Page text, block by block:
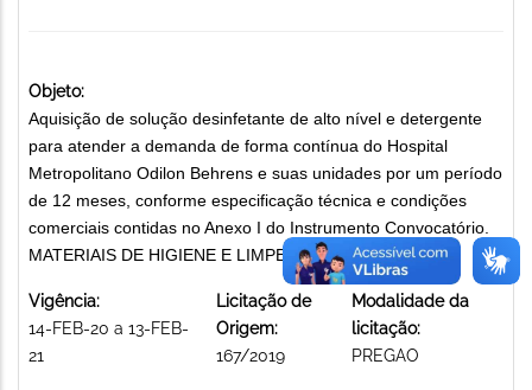
Objeto:
Aquisição de solução desinfetante de alto nível e detergente
para atender a demanda de forma contínua do Hospital
Metropolitano Odilon Behrens e suas unidades por um período
de 12 meses, conforme especificação técnica e condições
comerciais contidas no Anexo I do Instrumento Convocatório.
MATERIAIS DE HIGIENE E LIMPEZA
Vigência:
14-FEB-20 a 13-FEB-
21
Licitação de
Origem:
167/2019
Modalidade da
licitação:
PREGAO